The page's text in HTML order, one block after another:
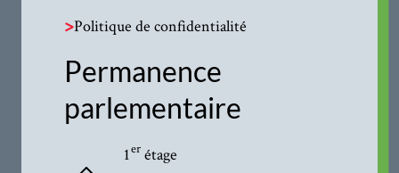
>Politique de confidentialité
Permanence
parlementaire
1erétage